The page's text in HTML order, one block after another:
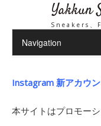
Yakkun
Sneakers
Instagram 新アカウ
本サイトはプロモー